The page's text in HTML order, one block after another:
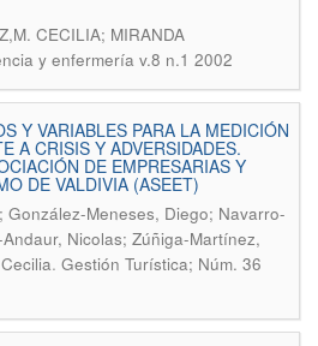
CECILIA; MIRANDA
y enfermería v.8 n.1 2002
Y VARIABLES PARA LA MEDICIÓN
A CRISIS Y ADVERSIDADES.
DE EMPRESARIAS Y
DE VALDIVIA (ASEET)
Meneses, Diego; Navarro-
Nicolas; Zúñiga-Martínez,
. Gestión Turística; Núm. 36